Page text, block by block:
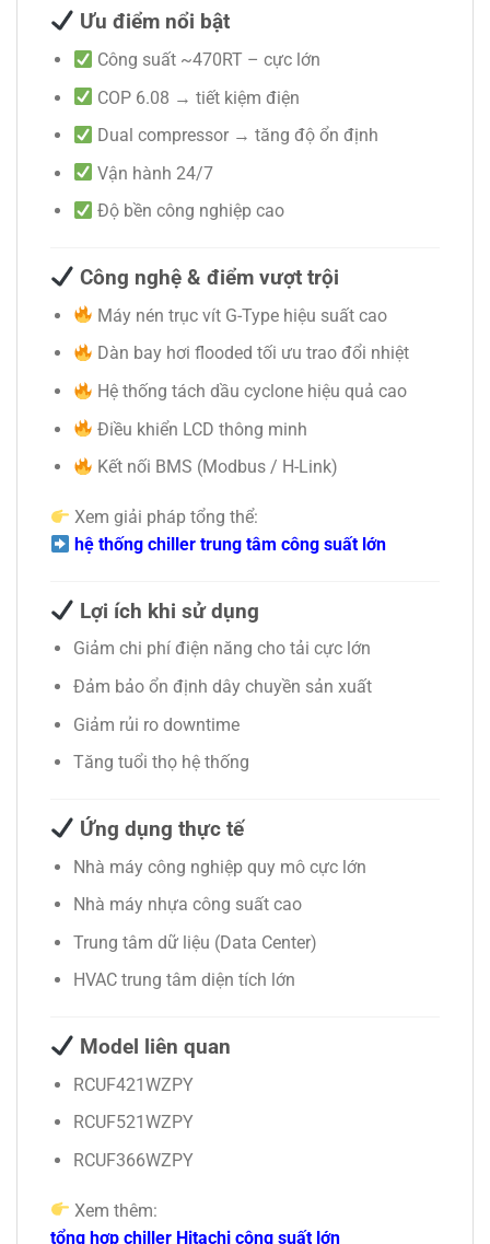
Ưu điểm nổi bật
Công suất ~470RT – cực lớn
COP 6.08 → tiết kiệm điện
Dual compressor → tăng độ ổn định
Vận hành 24/7
Độ bền công nghiệp cao
Công nghệ & điểm vượt trội
Máy nén trục vít G-Type hiệu suất cao
Dàn bay hơi flooded tối ưu trao đổi nhiệt
Hệ thống tách dầu cyclone hiệu quả cao
Điều khiển LCD thông minh
Kết nối BMS (Modbus / H-Link)
Xem giải pháp tổng thể:
hệ thống chiller trung tâm công suất lớn
Lợi ích khi sử dụng
Giảm chi phí điện năng cho tải cực lớn
Đảm bảo ổn định dây chuyền sản xuất
Giảm rủi ro downtime
Tăng tuổi thọ hệ thống
Ứng dụng thực tế
Nhà máy công nghiệp quy mô cực lớn
Nhà máy nhựa công suất cao
Trung tâm dữ liệu (Data Center)
HVAC trung tâm diện tích lớn
Model liên quan
RCUF421WZPY
RCUF521WZPY
RCUF366WZPY
Xem thêm:
tổng hợp chiller Hitachi công suất lớn